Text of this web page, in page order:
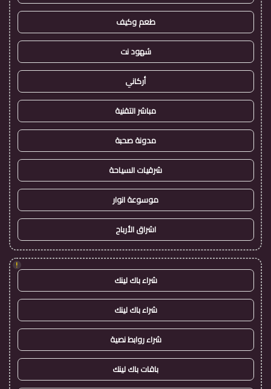
طعم وكيف
شهود نت
أركاني
مباشر التقنية
مدونة صحبة
شرقيات السياحة
موسوعة انوار
اشراق الأرباح
!
شراء باك لينك
شراء باك لينك
شراء روابط نصية
باقات باك لينك